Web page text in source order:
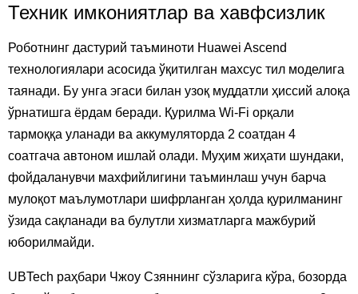
Техник имкониятлар ва хавфсизлик
Роботнинг дастурий таъминоти Huawei Ascend
технологиялари асосида ўқитилган махсус тил моделига
таянади. Бу унга эгаси билан узоқ муддатли ҳиссий алоқа
ўрнатишга ёрдам беради. Қурилма Wi-Fi орқали
тармоққа уланади ва аккумуляторда 2 соатдан 4
соатгача автоном ишлай олади. Муҳим жиҳати шундаки,
фойдаланувчи махфийлигини таъминлаш учун барча
мулоқот маълумотлари шифрланган ҳолда қурилманинг
ўзида сақланади ва булутли хизматларга мажбурий
юборилмайди.
UBTech раҳбари Чжоу Сзяннинг сўзларига кўра, бозорда